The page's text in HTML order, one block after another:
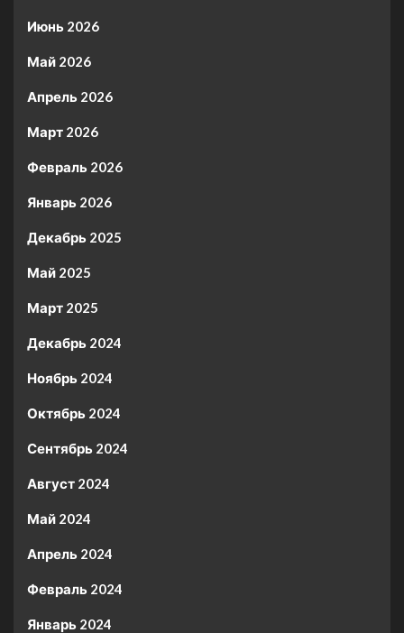
Июнь 2026
Май 2026
Апрель 2026
Март 2026
Февраль 2026
Январь 2026
Декабрь 2025
Май 2025
Март 2025
Декабрь 2024
Ноябрь 2024
Октябрь 2024
Сентябрь 2024
Август 2024
Май 2024
Апрель 2024
Февраль 2024
Январь 2024